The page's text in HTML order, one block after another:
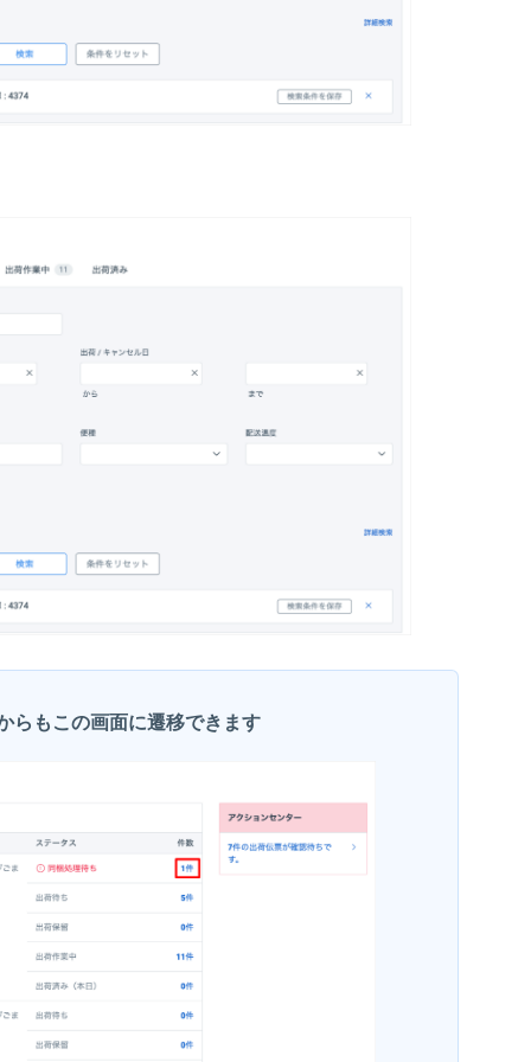
らもこの画面に遷移できます